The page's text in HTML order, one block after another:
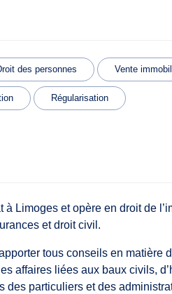
des personnes Vente
Régularisation
Limoges et opère en droit de
et droit civil.
tous conseils en matière
affaires liées aux baux civils,
des particuliers et des